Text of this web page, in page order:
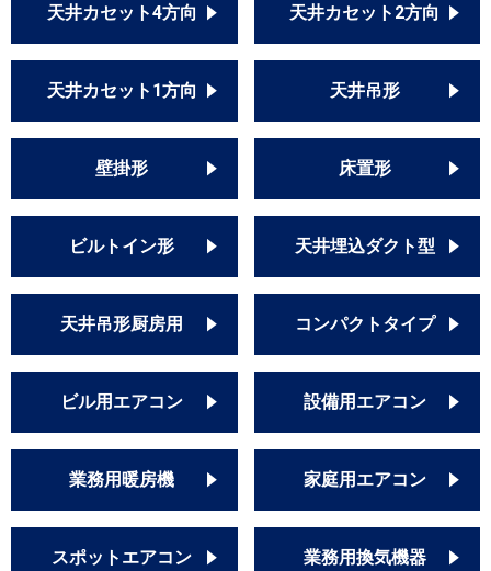
天井カセット4方向 天井カセット2方向
天井カセット1方向 天井吊形
壁掛形 床置形
ビルトイン形 天井埋込ダクト型
天井吊形厨房用 コンパクトタイプ
ビル用エアコン 設備用エアコン
業務用暖房機 家庭用エアコン
スポットエアコン 業務用換気機器